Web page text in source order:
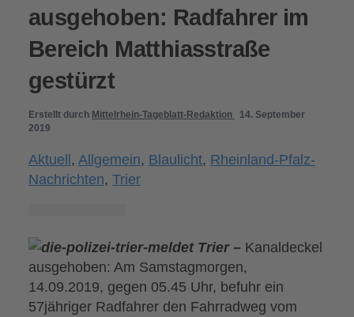
ausgehoben: Radfahrer im
Bereich Matthiasstraße
gestürzt
Erstellt durch Mittelrhein-Tageblatt-Redaktion
14. September
2019
Aktuell,Allgemein, Blaulicht, Rheinland-Pfalz-
Nachrichten,Trier
Trier – Kanaldeckel
ausgehoben: Am Samstagmorgen,
14.09.2019, gegen 05.45 Uhr, befuhr ein
57jähriger Radfahrer den Fahrradweg vom